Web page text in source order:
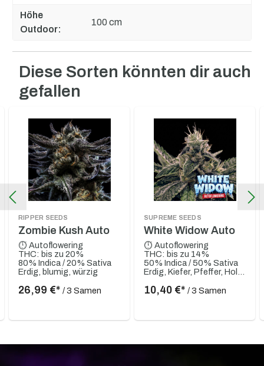
Höhe
Outdoor:
100 cm
Produktgalerie überspringen
Diese Sorten könnten dir auch
gefallen
RIPPER SEEDS
Zombie Kush Auto
⏱ Autoflowering
THC: bis zu 20%
80% Indica / 20% Sativa
Erdig, blumig, würzig
26,99 €* / 3 Samen
SUPREME SEEDS
White Widow Auto
⏱ Autoflowering
THC: bis zu 14%
50% Indica / 50% Sativa
10,40 €* / 3 Samen